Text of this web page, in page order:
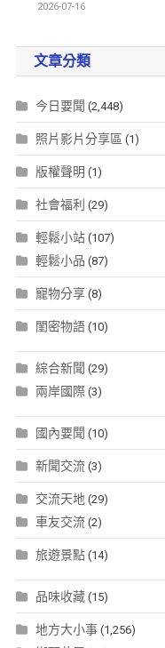
2026-07-16
文章分類
今日要聞 (2,448)
照片影片分享區 (1)
版權聲明 (1)
社會福利 (29)
輕鬆小站(107)
輕鬆小品 (87)
寵物分享(8)
閨密物語(10)
綜合新聞 (29)
兩岸國際(3)
國內要聞 (10)
新聞交流(3)
交流天地(29)
車友交流(2)
旅遊景點(14)
品味收藏(15)
地方大小事(1,256)